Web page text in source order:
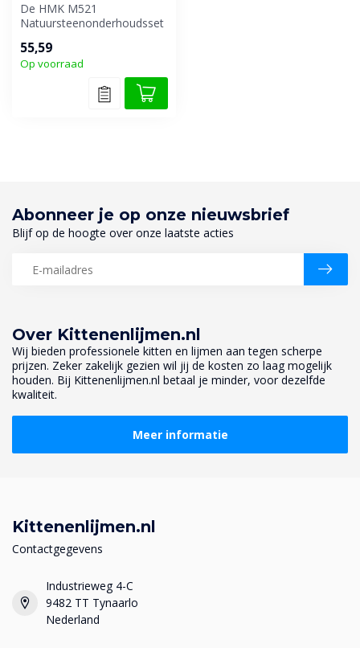
De HMK M521
Natuursteenonderhoudsset
het reinigen, b...
55,59
Op voorraad
Over Kittenenlijmen.nl
Wij bieden professionele kitten en lijmen aan tegen scherpe
prijzen. Zeker zakelijk gezien wil jij de kosten zo laag mogelijk
houden. Bij Kittenenlijmen.nl betaal je minder, voor dezelfde
kwaliteit.
Meer informatie
Abonneer je op onze nieuwsbrief
Blijf op de hoogte over onze laatste acties
Kittenenlijmen.nl
Contactgegevens
Industrieweg 4-C
9482 TT Tynaarlo
Nederland